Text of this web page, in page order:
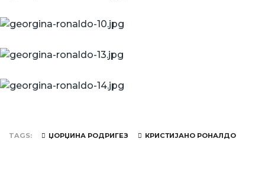
TAGS ЏОРЏИНА РОДРИГЕЗ КРИСТИЈАНО РОНАЛДО